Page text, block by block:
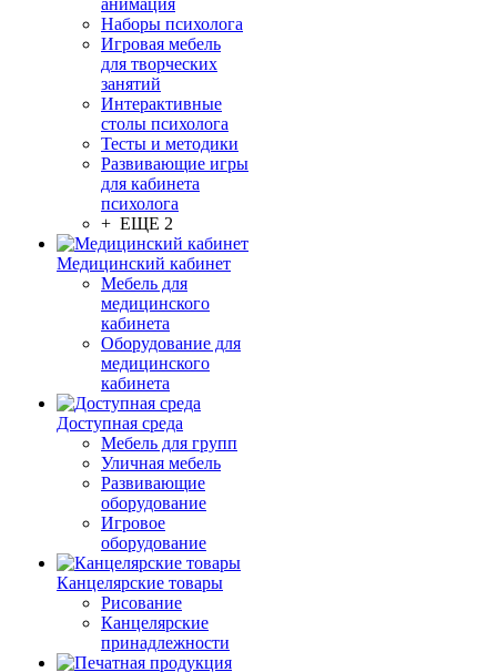
анимация
Наборы психолога
Игровая мебель
для творческих
занятий
Интерактивные
столы психолога
Тесты и методики
Развивающие игры
для кабинета
психолога
+ ЕЩЕ 2
Медицинский кабинет
Мебель для
медицинского
кабинета
Оборудование для
медицинского
кабинета
Доступная среда
Мебель для групп
Уличная мебель
Развивающие
оборудование
Игровое
оборудование
Канцелярские товары
Рисование
Канцелярские
принадлежности